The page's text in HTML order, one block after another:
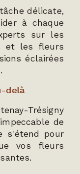
délicate,
à chaque
sur les
et les fleurs
éclairées
delà
Trésigny
de
s'étend pour
vos fleurs